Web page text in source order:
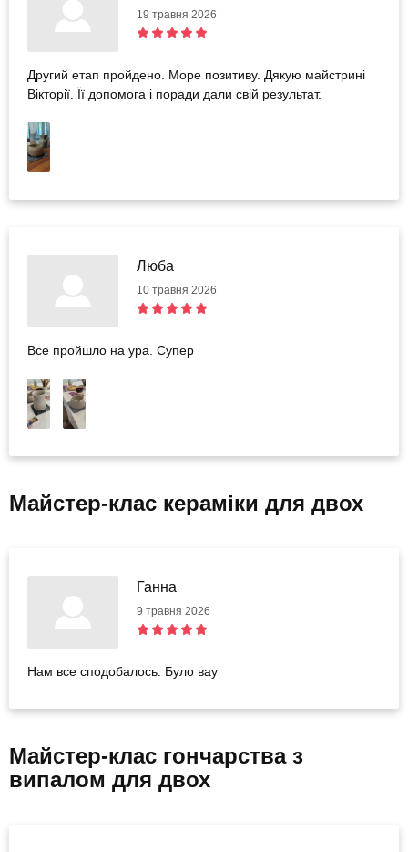
19 травня 2026
Другий етап пройдено. Море позитиву. Дякую майстрині
Вікторії. Її допомога і поради дали свій результат.
Люба
10 травня 2026
Все пройшло на ура. Супер
Майстер-клас кераміки для двох
Ганна
9 травня 2026
Нам все сподобалось. Було вау
Майстер-клас гончарства з
випалом для двох